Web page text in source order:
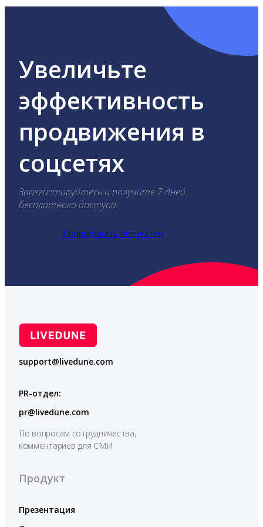
Увеличьте
эффективность
продвижения в
соцсетях
Зарегистируйтесь и получите 7 дней
бесплатного доступа.
Попробовать бесплатно
support@livedune.com
PR-отдел:
pr@livedune.com
По вопросам сотрудничества,
комментариев для СМИ
Продукт
Презентация